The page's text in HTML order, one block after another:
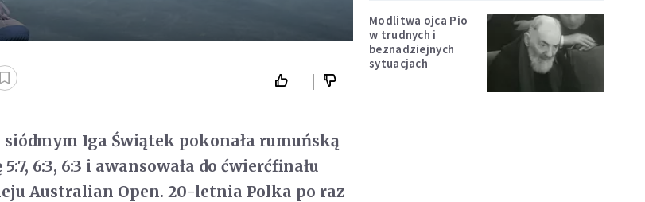
Iga Świątek pokonała rumuńską
6:3, 6:3 i awansowała do ćwierćfinału
Australian Open. 20-letnia Polka po raz
Modlitwa ojca Pio
w trudnych i
beznadziejnych
sytuacjach